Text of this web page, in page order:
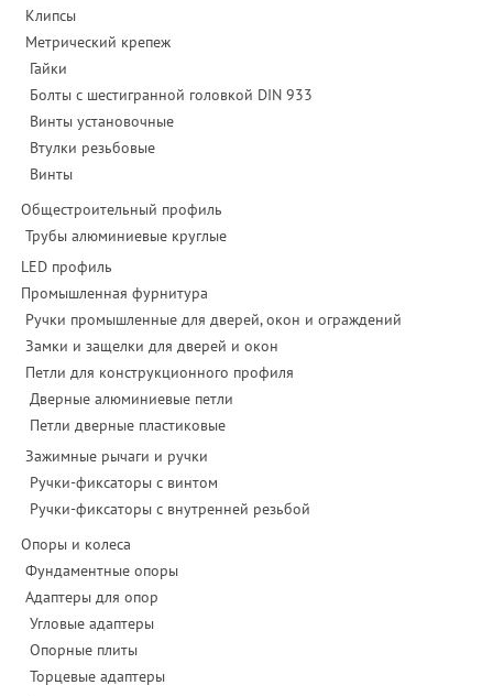
Клипсы
Метрический крепеж
Гайки
Болты с шестигранной головкой DIN 933
Винты установочные
Втулки резьбовые
Винты
Общестроительный профиль
Трубы алюминиевые круглые
LED профиль
Промышленная фурнитура
Ручки промышленные для дверей, окон и ограждений
Замки и защелки для дверей и окон
Петли для конструкционного профиля
Дверные алюминиевые петли
Петли дверные пластиковые
Зажимные рычаги и ручки
Ручки-фиксаторы c винтом
Ручки-фиксаторы c внутренней резьбой
Опоры и колеса
Фундаментные опоры
Адаптеры для опор
Угловые адаптеры
Опорные плиты
Торцевые адаптеры